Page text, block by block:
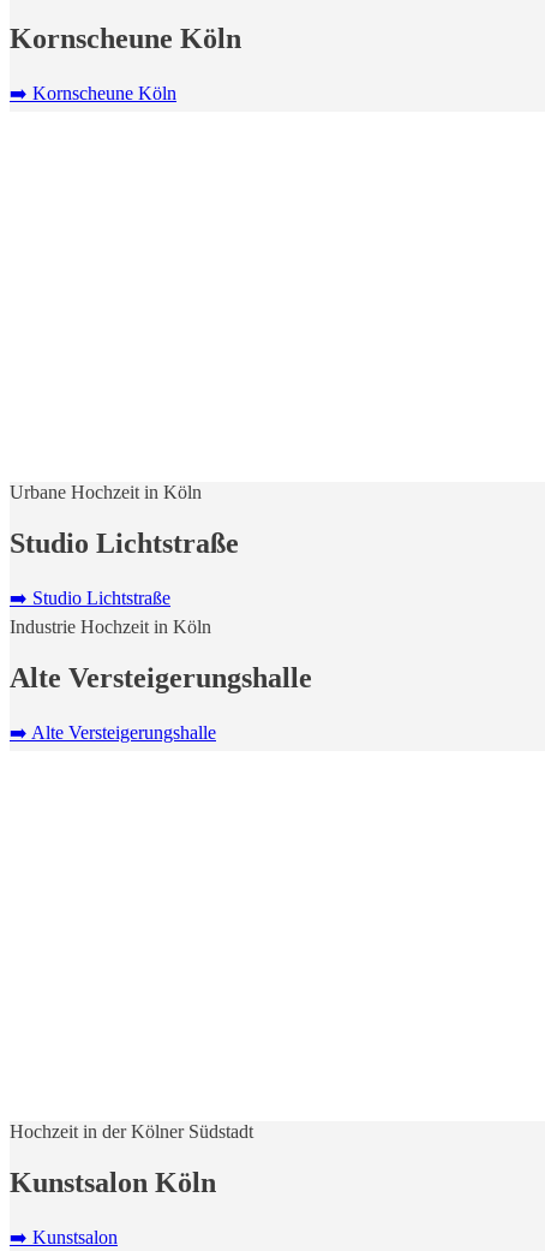
Kornscheune Köln
➡️ Kornscheune Köln
Urbane Hochzeit in Köln
Studio Lichtstraße
➡️ Studio Lichtstraße
Industrie Hochzeit in Köln
Alte Versteigerungshalle
➡️ Alte Versteigerungshalle
Hochzeit in der Kölner Südstadt
Kunstsalon Köln
➡️ Kunstsalon